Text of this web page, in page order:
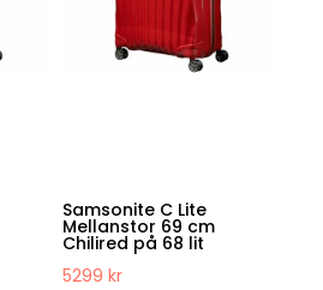
Samsonite C Lite
Mellanstor 69 cm
Chilired på 68 lit
5299kr